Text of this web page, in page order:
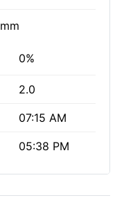
0%
2.0
07:15 AM
05:38 PM